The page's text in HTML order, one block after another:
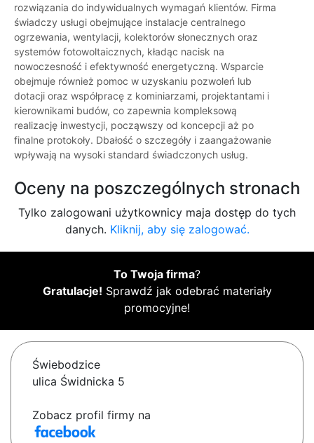
rozwiązania do indywidualnych wymagań klientów. Firma
świadczy usługi obejmujące instalacje centralnego
ogrzewania, wentylacji, kolektorów słonecznych oraz
systemów fotowoltaicznych, kładąc nacisk na
nowoczesność i efektywność energetyczną. Wsparcie
obejmuje również pomoc w uzyskaniu pozwoleń lub
dotacji oraz współpracę z kominiarzami, projektantami i
kierownikami budów, co zapewnia kompleksową
realizację inwestycji, począwszy od koncepcji aż po
finalne protokoły. Dbałość o szczegóły i zaangażowanie
wpływają na wysoki standard świadczonych usług.
Oceny na poszczególnych stronach
Tylko zalogowani użytkownicy maja dostęp do tych
danych. Kliknij, aby się zalogować.
To Twoja firma?
Gratulacje! Sprawdź jak odebrać materiały
promocyjne!
Świebodzice
ulica Świdnicka 5
Zobacz profil firmy na